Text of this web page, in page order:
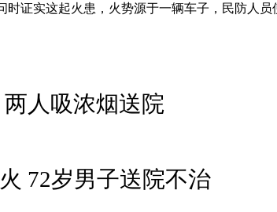
证实这起火患，火势源于一辆车子，民防人员
人吸浓烟送院
72岁男子送院不治